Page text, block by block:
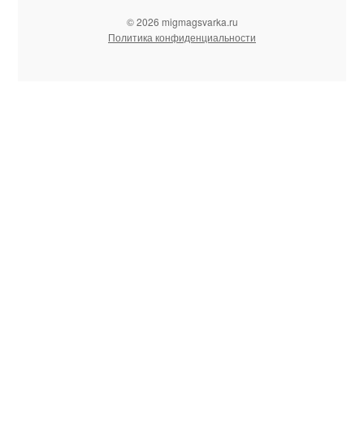
© 2026 migmagsvarka.ru
Политика конфиденциальности